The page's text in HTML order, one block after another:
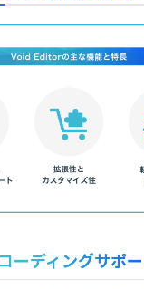
ーディングサポ